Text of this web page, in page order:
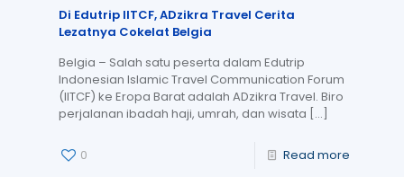
Di Edutrip IITCF, ADzikra Travel Cerita
Lezatnya Cokelat Belgia
Belgia – Salah satu peserta dalam Edutrip
Indonesian Islamic Travel Communication Forum
(IITCF) ke Eropa Barat adalah ADzikra Travel. Biro
perjalanan ibadah haji, umrah, dan wisata […]
0 Read more